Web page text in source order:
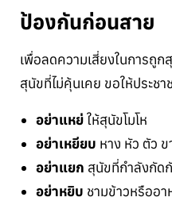
ป้องกันก่อนสาย
เพื่อลดความเสี่ยงในการถู
สุนัขที่ไม่คุ้นเคย ขอให้ประช
อย่าแหย่ให้สุนัขโมโห
อย่าเหยียบ หาง หัว ตัว
อย่าแยก สุนัขที่กำลังกัด
อย่าหยิบ ชามข้าวหรืออ